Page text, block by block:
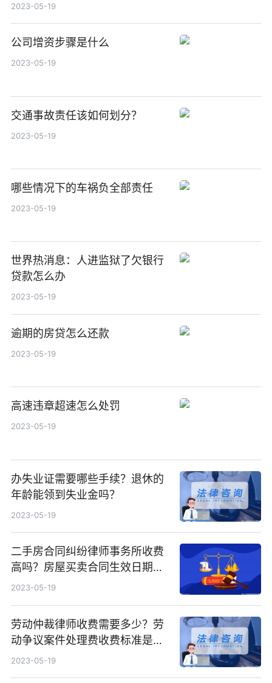
2023-05-19
公司增资步骤是什么
2023-05-19
交通事故责任该如何划分？
2023-05-19
哪些情况下的车祸负全部责任
2023-05-19
世界热消息：人进监狱了欠银行
贷款怎么办
2023-05-19
逾期的房贷怎么还款
2023-05-19
高速违章超速怎么处罚
2023-05-19
办失业证需要哪些手续？退休的
年龄能领到失业金吗？
2023-05-19
二手房合同纠纷律师事务所收费
高吗？房屋买卖合同生效日期是
什么？
2023-05-19
劳动仲裁律师收费需要多少？劳
动争议案件处理费收费标准是什
么？
2023-05-19